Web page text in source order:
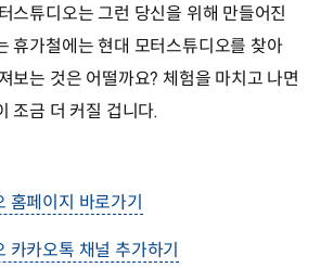
스튜디오는 그런 당신을 위해 만들어진
휴가철에는 현대 모터스튜디오를 찾아
보는 것은 어떨까요? 체험을 마치고 나면
조금 더 커질 겁니다.
페이지 바로가기
카오톡 채널 추가하기